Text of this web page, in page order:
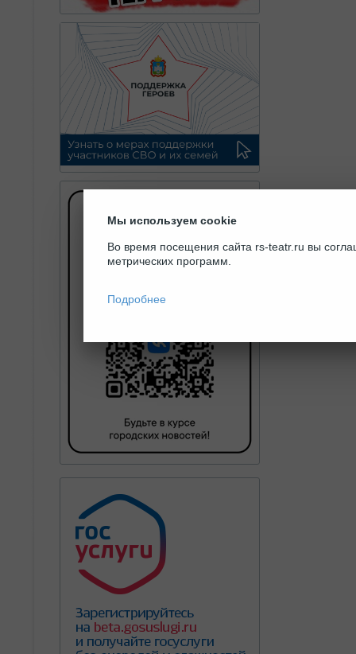
Мы используем cookie
Во время посещения сайта rs-teatr.ru вы
метрических программ.
Подробнее